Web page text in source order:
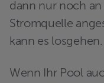
dann nur noch
Stromquelle
kann es losgehen.
Wenn Ihr Pool